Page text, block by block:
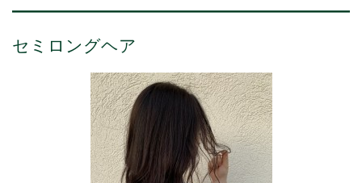
セミロングヘア